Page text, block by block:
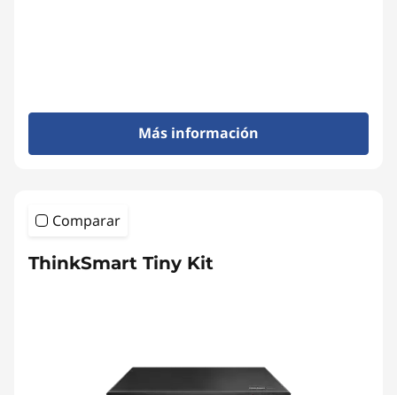
Más información
Comparar
ThinkSmart Tiny Kit